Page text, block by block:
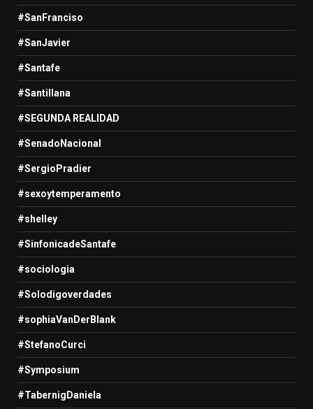
#SanFranciso
#SanJavier
#Santafe
#Santillana
#SEGUNDA REALIDAD
#SenadoNacional
#SergioPradier
#sexoytemperamento
#shelley
#SinfonicadeSantafe
#sociologia
#Solodigoverdades
#sophiaVanDerBlank
#StefanoCurci
#Symposium
#TabernigDaniela